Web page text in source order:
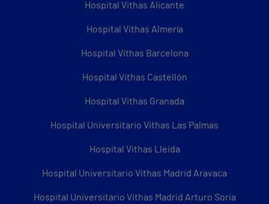
Hospital Vithas Alicante
Hospital Vithas Almería
Hospital Vithas Barcelona
Hospital Vithas Castellón
Hospital Vithas Granada
Hospital Universitario Vithas Las Palmas
Hospital Vithas Lleida
Hospital Universitario Vithas Madrid Aravaca
Hospital Universitario Vithas Madrid Arturo Soria